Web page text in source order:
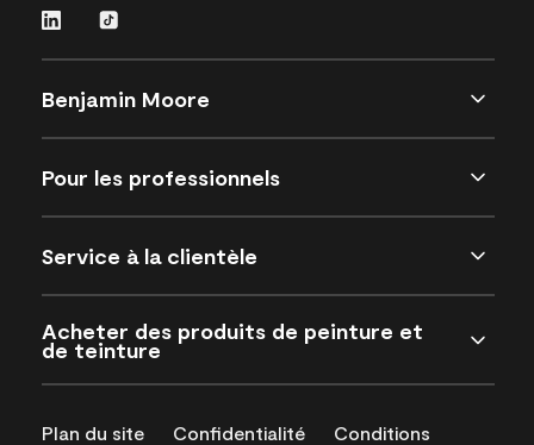
Benjamin Moore
Pour les professionnels
Service à la clientèle
Acheter des produits de peinture et
de teinture
Plan du site Confidentialité
Conditions